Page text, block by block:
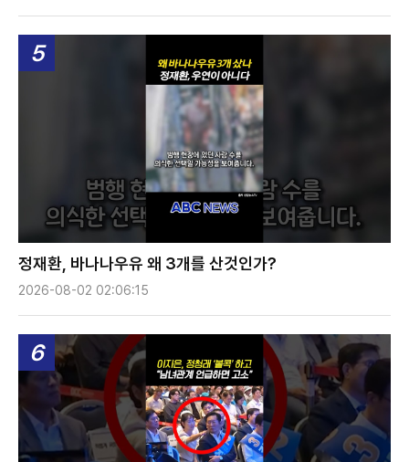
5
정재환, 바나나우유 왜 3개를 산것인가?
2026-08-02 02:06:15
6